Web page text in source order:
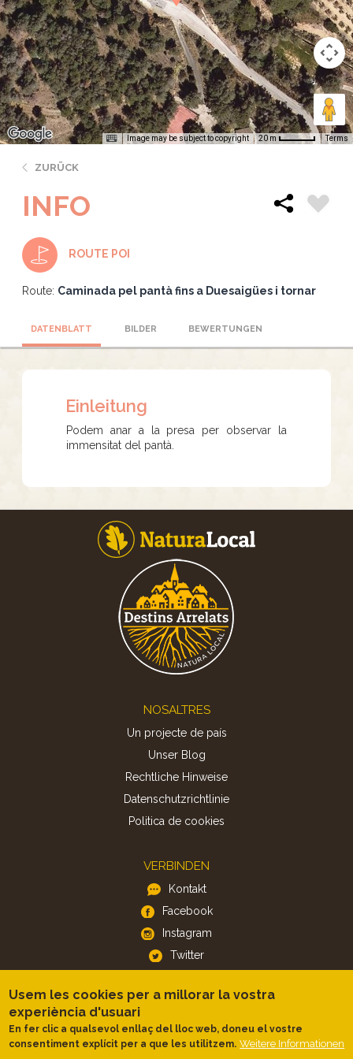
Image may be subject to copyright 20 m Terms
ZURÜCK
INFO
ROUTE POI
Route: Caminada pel pantà fins a Duesaigües i tornar
DATENBLATT BILDER BEWERTUNGEN
Einleitung
Podem anar a la presa per observar la
immensitat del pantà.
NOSALTRES
Un projecte de país
Unser Blog
Rechtliche Hinweise
Datenschutzrichtlinie
Politica de cookies
VERBINDEN
Kontakt
Facebook
Instagram
Twitter
APP
iOS
Android
Usem les cookies per a millorar la vostra
experiència d'usuari
En fer clic a qualsevol enllaç del lloc web, doneu el vostre
consentiment explícit per a que les utilitzem. Weitere Informationen